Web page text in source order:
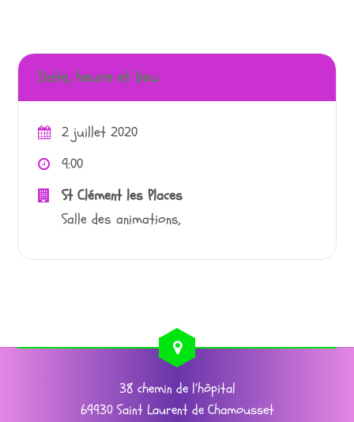
Date, heure et lieu
2 juillet 2020
9:00
St Clément les Places
Salle des animations,
38 chemin de l’hôpital
69930 Saint Laurent de Chamousset